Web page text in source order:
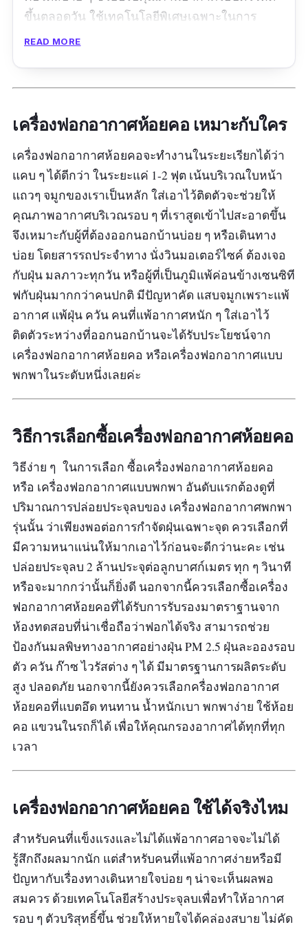
ขึ้นตลอดวัน ใช้เทคโนโลยีพิเศษเฉพาะในการ
ปล่อยไอออนประจุลบจำนวนมาก ช่วยกำจัดฝุ่น
อันตรายที่ปล่อยออกมาจากรถ เช่น ฟอร์มาลดีไฮด์
หรือเบนซิน นอกจากนี้ไอออนประจุลบยังสามารถ
ช่วยเพิ่มประสิทธิภาพในการเผาผลาญ กระตุ้นการ
หลั่งสารเซโรโทนิน ช่วยให้สมองรู้สึก
กระปรี้กระเปร่า สดชื่นแจ่มใส และยังบรรเทา
อาการเมารถได้อีกด้วย เหมาะกับคนที่ต้องออกไป
ผจญมลภาวะบนท้องถนนทุกวันมาก ๆ เลยค่ะ
รีวิว: เราทำงานอยู่ในกรุงเทพเดินทางโดยรถประจำ
ทางทุกวันไม่ได้แพ้อากาศมากมายอะไรแต่ก็รู้สึก
ว่าเครื่องนี้มันช่วยได้นะคะ
READ MORE
เครื่องฟอกอากาศห้อยคอ เหมาะกับใคร
เครื่องฟอกอากาศห้อยคอจะทำงานในระยะเรียกได้ว่า
แคบ ๆ ได้ดีกว่า ในระยะแค่ 1-2 ฟุต เน้นบริเวณใบหน้า
แถวๆ จมูกของเราเป็นหลัก ใส่เอาไว้ติดตัวจะช่วยให้
คุณภาพอากาศบริเวณรอบ ๆ ที่เราสูดเข้าไปสะอาดขึ้น
จึงเหมาะกับผู้ที่ต้องออกนอกบ้านบ่อย ๆ หรือเดินทาง
บ่อย โดยสารรถประจำทาง นั่งวินมอเตอร์ไซค์ ต้องเจอ
กับฝุ่น มลภาวะทุกวัน หรือผู้ที่เป็นภูมิแพ้ค่อนข้างเซนซิที
ฟกับฝุ่นมากกว่าคนปกติ มีปัญหาคัด แสบจมูกเพราะแพ้
อากาศ แพ้ฝุ่น ควัน คนที่แพ้อากาศหนัก ๆ ใส่เอาไว้
ติดตัวระหว่างที่ออกนอกบ้านจะได้รับประโยชน์จาก
เครื่องฟอกอากาศห้อยคอ หรือเครื่องฟอกอากาศแบบ
พกพาในระดับหนึ่งเลยค่ะ
วิธีการเลือกซื้อเครื่องฟอกอากาศห้อยคอ
วิธีง่าย ๆ ในการเลือก ซื้อเครื่องฟอกอากาศห้อยคอ
หรือ เครื่องฟอกอากาศแบบพกพา อันดับแรกต้องดูที่
ปริมาณการปล่อยประจุลบของ เครื่องฟอกอากาศพกพา
รุ่นนั้น ว่าเพียงพอต่อการกำจัดฝุ่นเฉพาะจุด ควรเลือกที่
มีความหนาแน่นให้มากเอาไว้ก่อนจะดีกว่านะคะ เช่น
ปล่อยประจุลบ 2 ล้านประจุต่อลูกบาศก์เมตร ทุก ๆ วินาที
หรือจะมากกว่านั้นก็ยิ่งดี นอกจากนี้ควรเลือกซื้อเครื่อง
ฟอกอากาศห้อยคอที่ได้รับการรับรองมาตราฐานจาก
ห้องทดสอบที่น่าเชื่อถือว่าฟอกได้จริง สามารถช่วย
ป้องกันมลพิษทางอากาศอย่างฝุ่น PM 2.5 ฝุ่นละอองรอบ
ตัว ควัน ก๊าซ ไวรัสต่าง ๆ ได้ มีมาตรฐานการผลิตระดับ
สูง ปลอดภัย นอกจากนี้ยังควรเลือกครื่องฟอกอากาศ
ห้อยคอที่แบตอึด ทนทาน น้ำหนักเบา พกพาง่าย ใช้ห้อย
คอ แขวนในรถก็ได้ เพื่อให้คุณกรองอากาศได้ทุกที่ทุก
เวลา
เครื่องฟอกอากาศห้อยคอ ใช้ได้จริงไหม
สำหรับคนที่แข็งแรงและไม่ได้แพ้อากาศอาจจะไม่ได้
รู้สึกถึงผลมากนัก แต่สำหรับคนที่แพ้อากาศง่ายหรือมี
ปัญหากับเรื่องทางเดินหายใจบ่อย ๆ น่าจะเห็นผลพอ
สมควร ด้วยเทคโนโลยีสร้างประจุลบเพื่อทำให้อากาศ
รอบ ๆ ตัวบริสุทธิ์ขึ้น ช่วยให้หายใจได้คล่องสบาย ไม่คัด